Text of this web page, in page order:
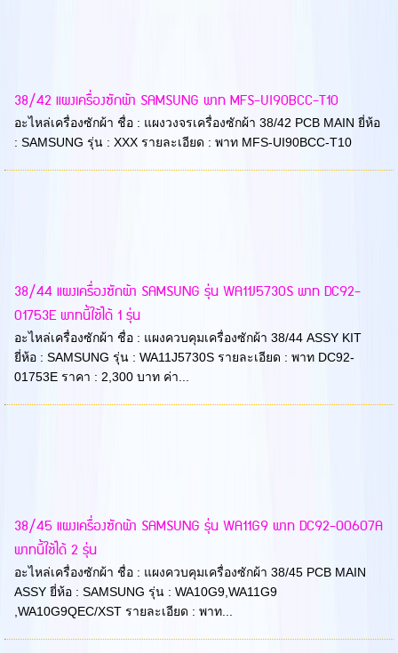
38/42 แผงเครื่องซักผ้า SAMSUNG พาท MFS-UI90BCC-T10
อะไหล่เครื่องซักผ้า ชื่อ : แผงวงจรเครื่องซักผ้า 38/42 PCB MAIN ยี่ห้อ
: SAMSUNG รุ่น : XXX รายละเอียด : พาท MFS-UI90BCC-T10
38/44 แผงเครื่องซักผ้า SAMSUNG รุ่น WA11J5730S พาท DC92-
01753E พาทนี้ใช้ได้ 1 รุ่น
อะไหล่เครื่องซักผ้า ชื่อ : แผงควบคุมเครื่องซักผ้า 38/44 ASSY KIT
ยี่ห้อ : SAMSUNG รุ่น : WA11J5730S รายละเอียด : พาท DC92-
01753E ราคา : 2,300 บาท ค่า...
38/45 แผงเครื่องซักผ้า SAMSUNG รุ่น WA11G9 พาท DC92-00607A
พาทนี้ใช้ได้ 2 รุ่น
อะไหล่เครื่องซักผ้า ชื่อ : แผงควบคุมเครื่องซักผ้า 38/45 PCB MAIN
ASSY ยี่ห้อ : SAMSUNG รุ่น : WA10G9,WA11G9
,WA10G9QEC/XST รายละเอียด : พาท...